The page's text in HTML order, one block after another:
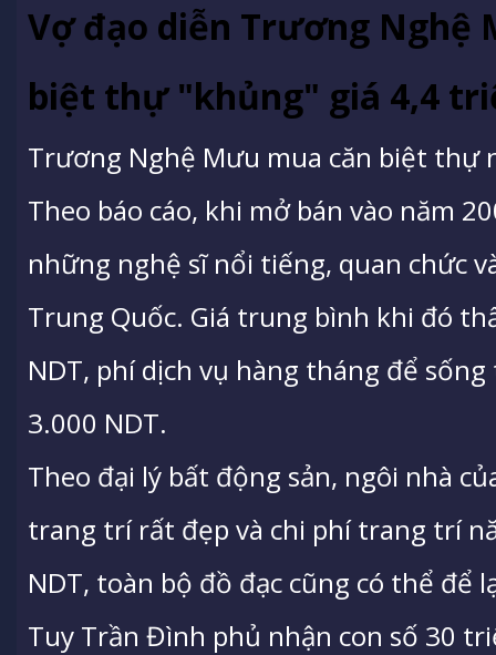
Vợ đạo diễn Trương Nghệ
biệt thự "khủng" giá 4,4
Trương Nghệ Mưu mua căn biệt thự
Theo báo cáo, khi mở bán vào năm
những nghệ sĩ nổi tiếng, quan chức
Trung Quốc. Giá trung bình khi đó
NDT, phí dịch vụ hàng tháng để
3.000 NDT.
Theo đại lý bất động sản, ngôi nhà
trang trí rất đẹp và chi phí trang trí
NDT, toàn bộ đồ đạc cũng có thể để
Tuy Trần Đình phủ nhận con số 30